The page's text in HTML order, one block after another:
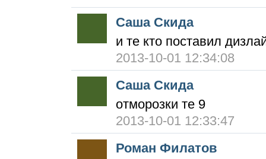
Саша Скида
и те кто поставил
2013-10-01 12:34:08
Саша Скида
отморозки те 9
2013-10-01 12:33:47
Роман Филатов